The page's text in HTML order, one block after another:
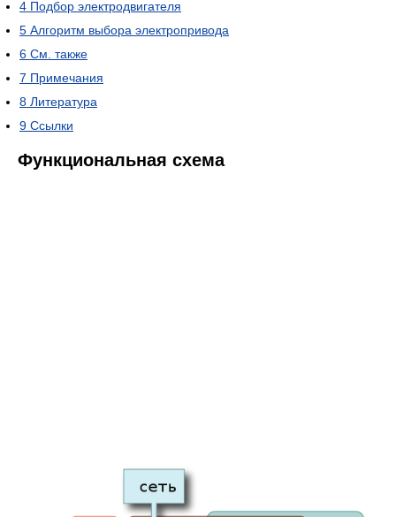
4 Подбор электродвигателя
5 Алгоритм выбора электропривода
6 См. также
7 Примечания
8 Литература
9 Ссылки
Функциональная схема